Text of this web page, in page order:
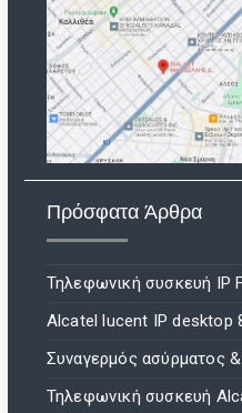
Πρόσφατα Άρθρα
Τηλεφωνική συσκευή IP
Alcatel lucent IP desktop
Συναγερμός ασύρματος
Τηλεφωνική συσκευή